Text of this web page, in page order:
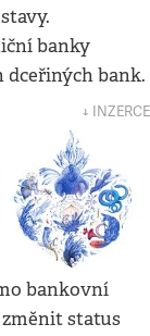
banky
dceřiných bank.
↓ INZERCE
bankovní
status